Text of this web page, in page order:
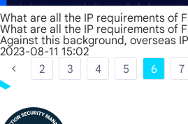
What are all the IP requirements of
What are all the IP requirements of
Against this background, overseas
2023-08-11 15:02
2
3 4 5 6 7